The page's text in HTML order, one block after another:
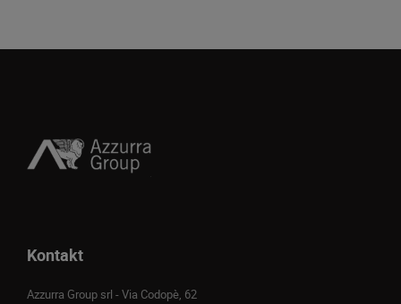
Kontakt
Azzurra Group srl - Via Codopè, 62